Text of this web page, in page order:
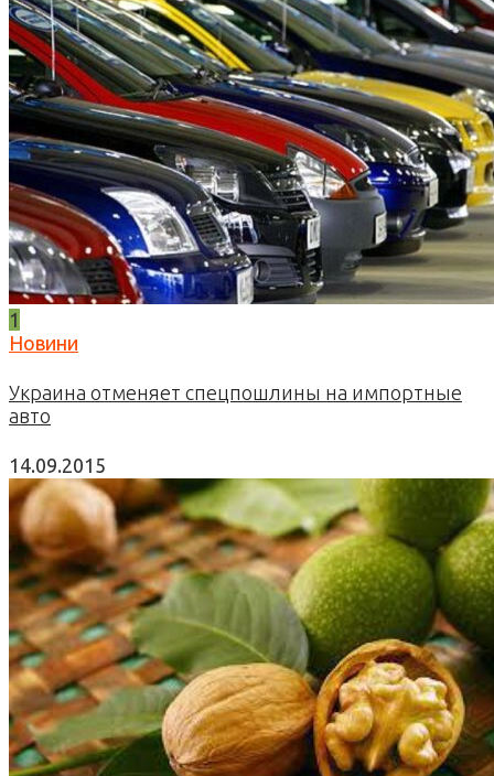
1
Новини
Украина отменяет спецпошлины на импортные
авто
14.09.2015